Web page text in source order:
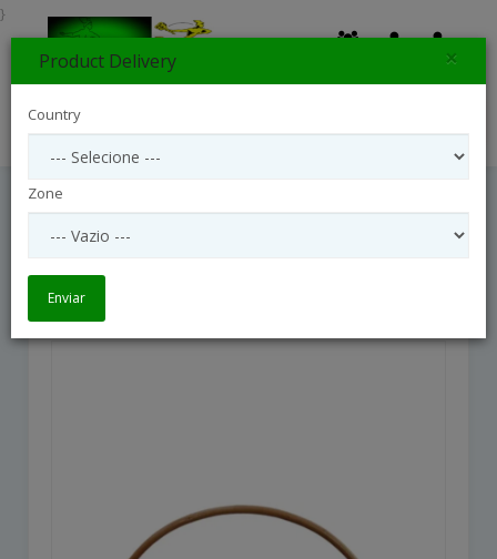
Cesta De 12 Rosas Vermelhas
}
Product Delivery ×
Country
Zone
Enviar